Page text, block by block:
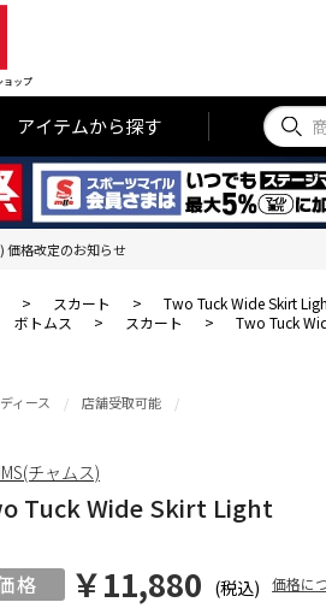
ョップ
アイテムから探す
価格改定のお知らせ
> スカート >
Two Tuck Wide Skirt
ボトムス > スカート > Two Tuck
ィース 店舗受取可能
Tuck Wide Skirt Light
￥11,880 (税込) 価格に
チャムス)